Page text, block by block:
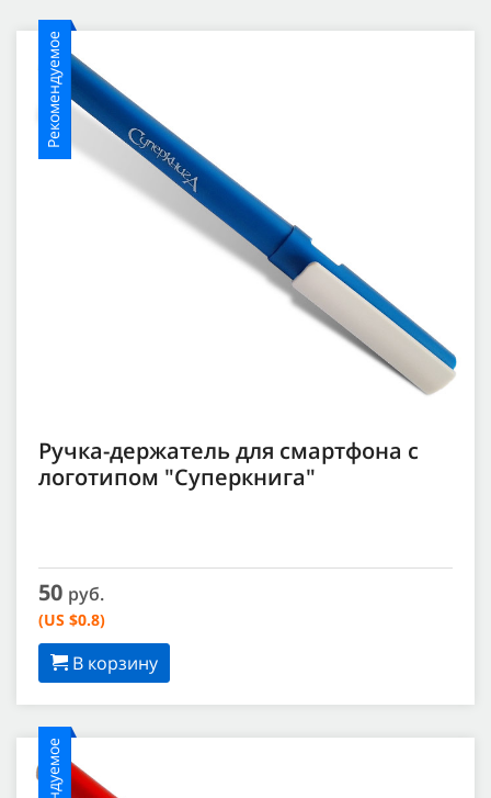
Рекомендуемое
Ручка-держатель для смартфона с
логотипом "Суперкнига"
50 руб.
(US $0.8)
В корзину